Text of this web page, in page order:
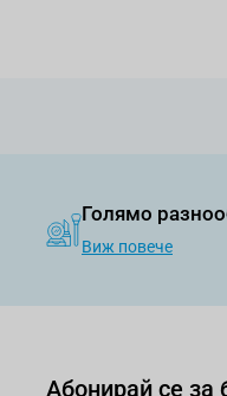
Голямо
Виж повече
Абонирай се за